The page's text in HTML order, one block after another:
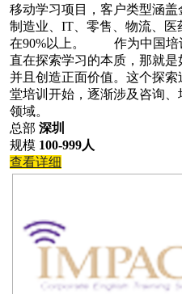
移动学习项目，客户类型涵盖
制造业、IT、零售、物流、
在90%以上。 作为中国培
直在探索学习的本质，那就是
并且创造正面价值。这个探
堂培训开始，逐渐涉及咨询
领域。
总部 深圳
规模 100-999人
查看详细